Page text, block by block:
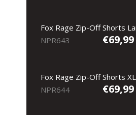
Fox Rage Zip-Off Shorts
NPR643
€69,99
Fox Rage Zip-Off Shorts XL
NPR644
€69,99